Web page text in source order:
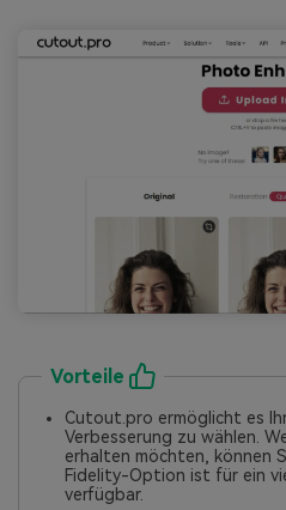
Vorteile
Cutout.pro ermöglicht es
Verbesserung zu wählen.
erhalten möchten, können
Fidelity-Option ist für ein
verfügbar.